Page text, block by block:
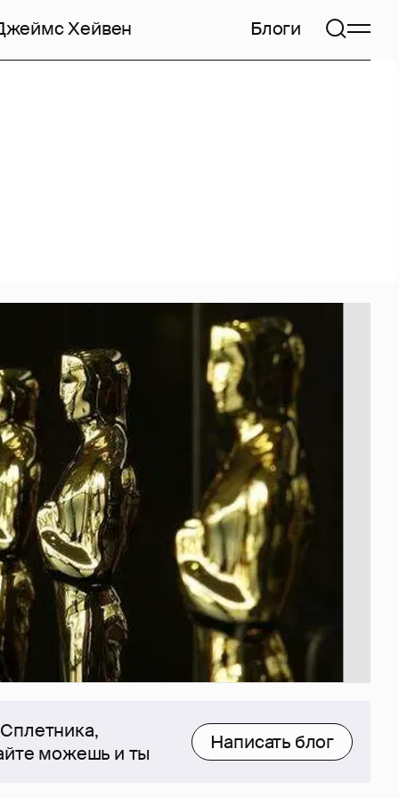
Хейвен Блоги
можешь и ты
Написать блог